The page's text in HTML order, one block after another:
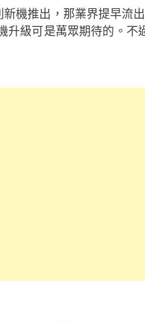
新機推出，那業界提早流
升級可是萬眾期待的。